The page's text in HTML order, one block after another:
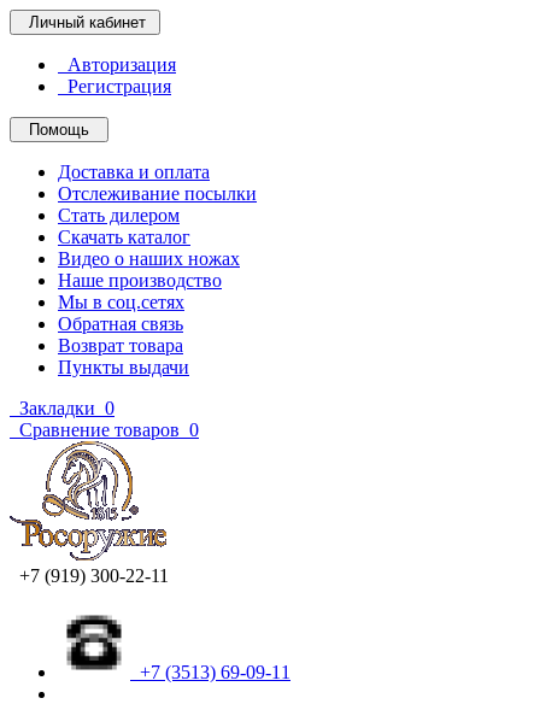
Личный кабинет
Авторизация
Регистрация
Помощь
Доставка и оплата
Отслеживание посылки
Стать дилером
Скачать каталог
Видео о наших ножах
Наше производство
Мы в соц.сетях
Обратная связь
Возврат товара
Пункты выдачи
Закладки 0
Сравнение товаров 0
+7 (919) 300-22-11
+7 (3513) 69-09-11